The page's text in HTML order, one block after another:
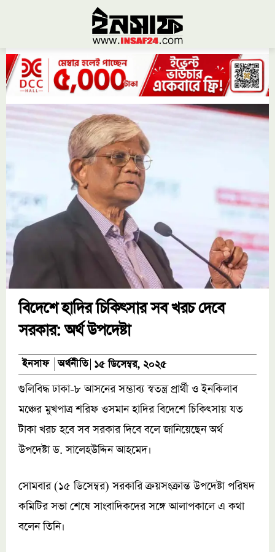
বিদেশে হাদির চিকিৎসার সব খরচ দেবে
সরকার: অর্থ উপদেষ্টা
ইনসাফ অর্থনীতি ১৫ ডিসেম্বর, ২০২৫
গুলিবিদ্ধ ঢাকা-৮ আসনের সম্ভাব্য স্বতন্ত্র প্রার্থী ও ইনকিলাব
মঞ্চের মুখপাত্র শরিফ ওসমান হাদির বিদেশে চিকিৎসায় যত
টাকা খরচ হবে সব সরকার দিবে বলে জানিয়েছেন অর্থ
উপদেষ্টা ড. সালেহউদ্দিন আহমেদ।
সোমবার (১৫ ডিসেম্বর) সরকারি ক্রয়সংক্রান্ত উপদেষ্টা পরিষদ
কমিটির সভা শেষে সাংবাদিকদের সঙ্গে আলাপকালে এ কথা
বলেন তিনি।